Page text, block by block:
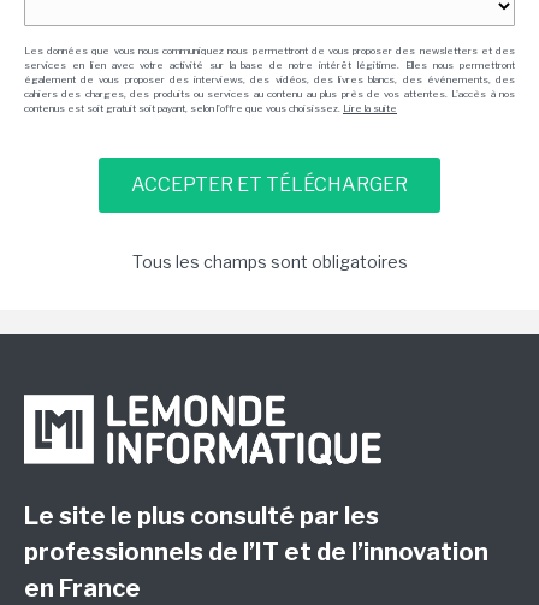
Les données que vous nous communiquez nous permettront de vous proposer des newsletters et des
services en lien avec votre activité sur la base de notre intérêt légitime. Elles nous permettront
également de vous proposer des interviews, des vidéos, des livres blancs, des événements, des
cahiers des charges, des produits ou services au contenu au plus près de vos attentes. L'accès à nos
contenus est soit gratuit soit payant, selon l'offre que vous choisissez. Lire la suite
Tous les champs sont obligatoires
Le site le plus consulté par les
professionnels de l’IT et de l’innovation
en France